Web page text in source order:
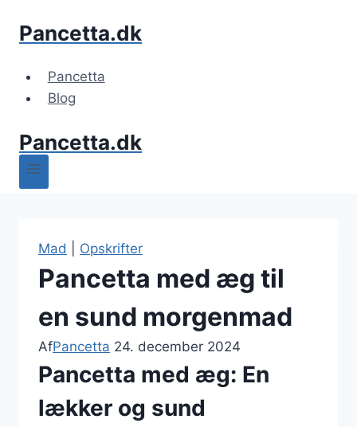
Pancetta.dk
Pancetta
Blog
Pancetta.dk
Mad Opskrifter
Pancetta med æg til
en sund morgenmad
AfPancetta 24. december 2024
Pancetta med æg: En
lækker og sund